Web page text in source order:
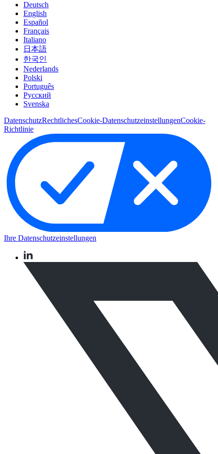
Deutsch
English
Español
Français
Italiano
日本語
한국인
Nederlands
Polski
Português
Pусский
Svenska
DatenschutzRechtlichesCookie-DatenschutzeinstellungenCookie-
Richtlinie
Ihre Datenschutzeinstellungen